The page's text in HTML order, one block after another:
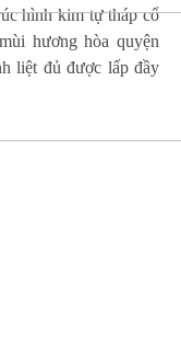
hình kim tự tháp cổ
hương hòa quyện
liệt đủ được lấp đầy